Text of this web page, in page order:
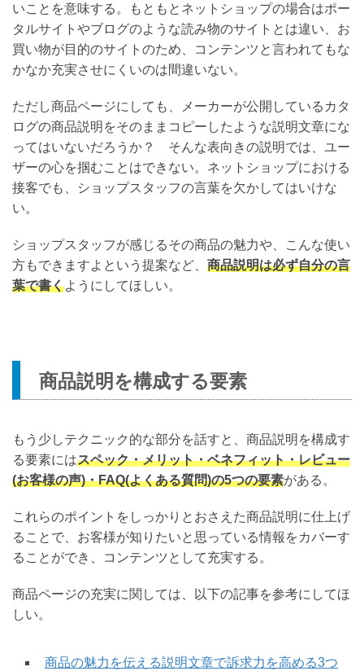
いことを意味する。もともとネットショップの場合はポー
タルサイトやブログのような読み物のサイトとは違い、お
買い物が目的のサイトのため、コンテンツと言われてもな
かなか充実させにくいのは間違いない。
ただし商品ページにしても、メーカーが公開しているカタ
ログの商品説明をそのままコピーしたような説明文章にな
ってはいないだろうか？ そんな表向きの説明では、ユー
ザーの心を掴むことはできない。ネットショップにおける
接客でも、ショップスタッフの言葉を欠かしてはいけな
い。
ショップスタッフが感じるその商品の魅力や、こんな使い
方もできますよという提案など、 商品説明は必ず自分の言
葉で書くようにしてほしい。
商品説明を構成する要素
もう少しテクニック的な部分を話すと、商品説明を構成す
る要素にはスペック・メリット・ベネフィット・レビュー
(お客様の声)・FAQ(よくある質問)の5つの要素がある。
これらのポイントをしっかりとおさえた商品説明に仕上げ
ることで、お客様が知りたいと思っている情報をカバーす
ることができ、コンテンツとして充実する。
商品ページの充実に関しては、以下の記事を参考にしてほ
しい。
商品の魅力を伝える説明文章で訴求力を高める3つ